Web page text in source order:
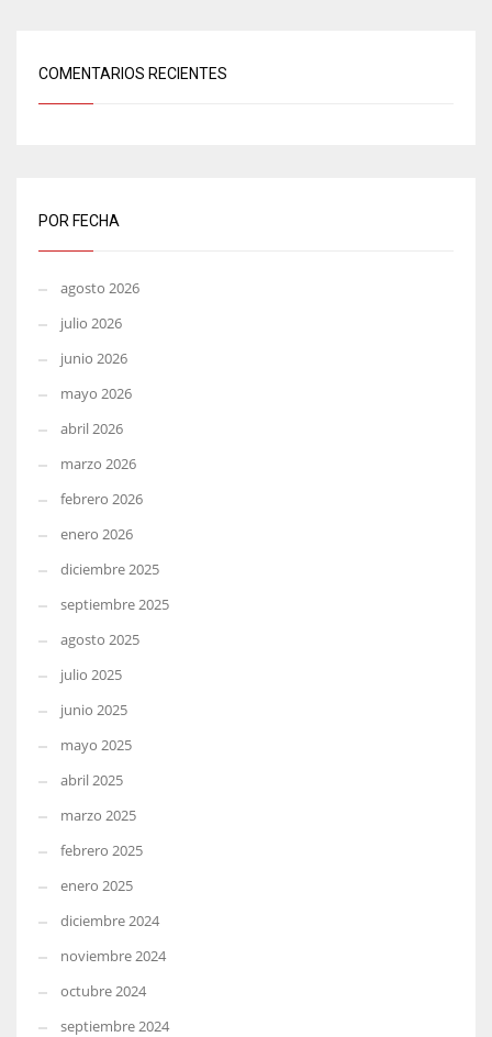
COMENTARIOS RECIENTES
POR FECHA
agosto 2026
julio 2026
junio 2026
mayo 2026
abril 2026
marzo 2026
febrero 2026
enero 2026
diciembre 2025
septiembre 2025
agosto 2025
julio 2025
junio 2025
mayo 2025
abril 2025
marzo 2025
febrero 2025
enero 2025
diciembre 2024
noviembre 2024
octubre 2024
septiembre 2024